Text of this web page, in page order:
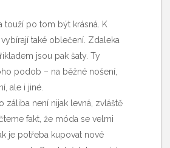
touží po tom být krásná. K
také oblečení. Zdaleka
jsou pak šaty. Ty
podob – na běžné nošení,
ale i jiné.
záliba není nijak levná, zvláště
fakt, že móda se velmi
je potřeba kupovat nové